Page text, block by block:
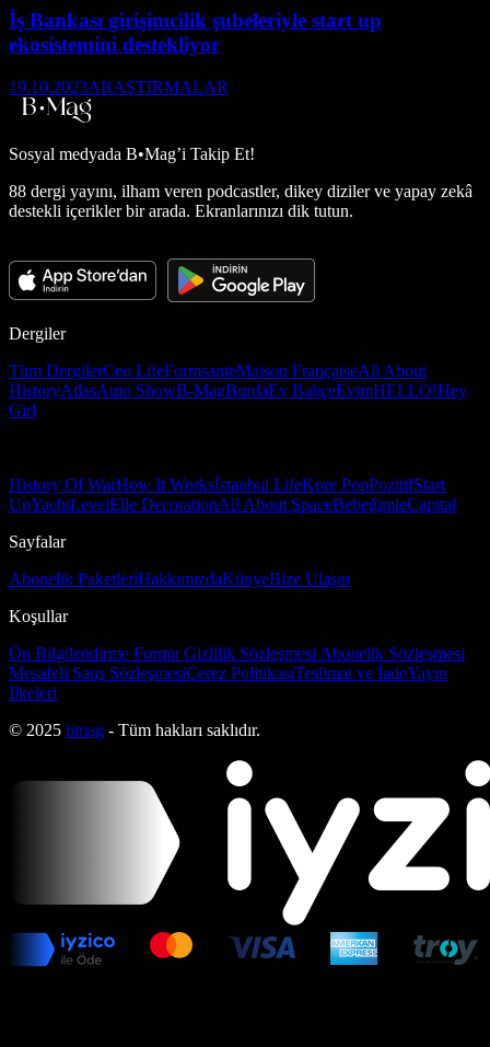
İş Bankası girişimcilik şubeleriyle start up
ekosistemini destekliyor
19.10.2023ARAŞTIRMALAR
Sosyal medyada B•Mag’i Takip Et!
88 dergi yayını, ilham veren podcastler, dikey diziler ve yapay zekâ
destekli içerikler bir arada. Ekranlarınızı dik tutun.
Dergiler
Tüm DergilerCeo LifeFormsanteMaison FrançaiseAll About
HistoryAtlasAuto ShowB-MagBurdaEv BahçeEvimHELLO!Hey
Girl
History Of WarHow It Worksİstanbul LifeKore PopPozitifStart
UpYachtLevelElle DecorationAll About SpaceBebeğimleCapital
Sayfalar
Abonelik PaketleriHakkımızdaKünyeBize Ulaşın
Koşullar
Ön Bilgilendirme Formu Gizlilik Sözleşmesi Abonelik Sözleşmesi
Mesafeli Satış SözleşmesiÇerez PolitikasıTeslimat ve İadeYayın
İlkeleri
© 2025 bmag - Tüm hakları saklıdır.